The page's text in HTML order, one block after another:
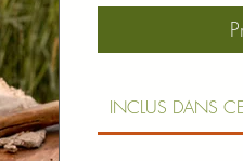
INCLUS DANS